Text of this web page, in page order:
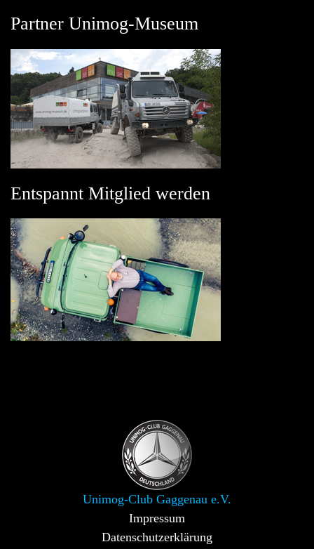
Partner Unimog-Museum
Entspannt Mitglied werden
Unimog-Club Gaggenau e.V.
Impressum
Datenschutzerklärung